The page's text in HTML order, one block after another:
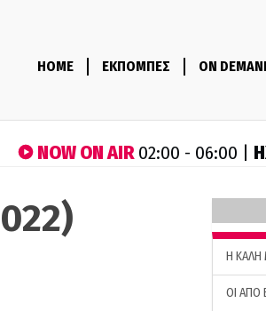
HOME ΕΚΠΟΜΠΕΣ ON
NOW ON AIR02:00 - 06:00 |
H ΚΑΛΗ
ΟΙ ΑΠΟ